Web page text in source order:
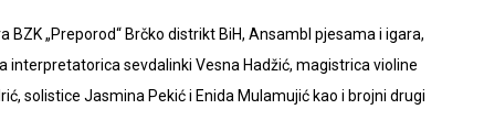
„Preporod“ Brčko distrikt BiH, Ansambl pjesama i igara,
interpretatorica sevdalinki Vesna Hadžić, magistrica violine
solistice Jasmina Pekić i Enida Mulamujić kao i brojni drugi